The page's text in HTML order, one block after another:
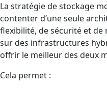
La stratégie de stockage
contenter d’une seule
flexibilité, de sécurité et de
sur des infrastructures
offrir le meilleur des deux
Cela permet :